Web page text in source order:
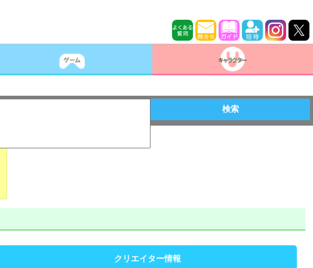
検索
クリエイター情報